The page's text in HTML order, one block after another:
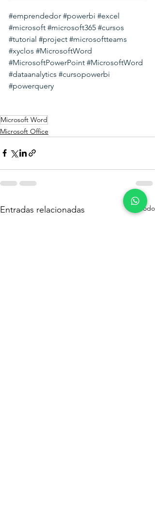
#emprendedor #powerbi #excel
#microsoft #microsoft365 #cursos
#tutorial #project #microsoftteams
#xyclos #MicrosoftWord
#MicrosoftPowerPoint #MicrosoftWord
#dataanalytics #cursopowerbi
#powerquery
Microsoft Word
Microsoft Office
Entradas relacionadas Ver todo